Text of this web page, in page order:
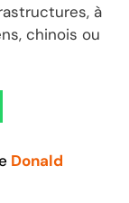
à
chinois ou
Donald